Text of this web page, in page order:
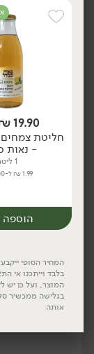
יח׳
24.90
₪
NIGHT - 'פרא'
500 גרם
הוספה
יח׳
12.90
₪
תה ירוק
-
יח׳
19.90
חליטת צמחים
- נאות
1 ליטר
1.99 ₪ ל-100 מ״ל
הוספה
המחיר הסופי
בלבד וייתכנו אי
המוצר, ועל כן יש
בגלישה ממכשיר
אותה